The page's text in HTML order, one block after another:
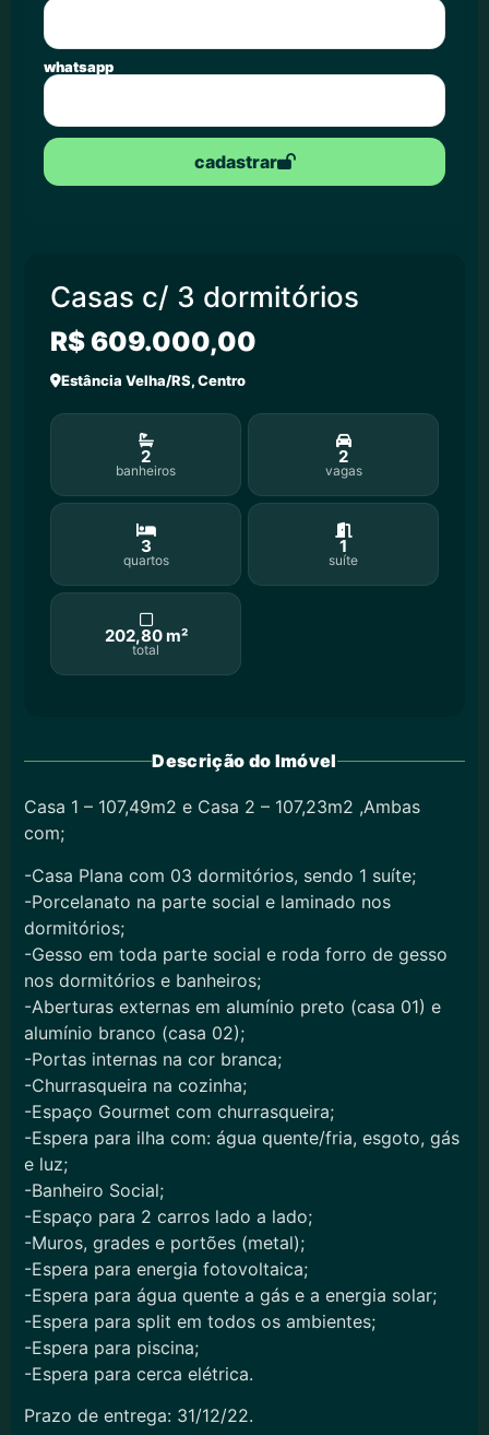
whatsapp
cadastrar
Casas c/ 3 dormitórios
R$ 609.000,00
Estância Velha/RS, Centro
2
banheiros
2
vagas
3
quartos
1
suíte
202,80 m²
total
Descrição do Imóvel
Casa 1 – 107,49m2 e Casa 2 – 107,23m2 ,Ambas
com;
-Casa Plana com 03 dormitórios, sendo 1 suíte;
-Porcelanato na parte social e laminado nos
dormitórios;
-Gesso em toda parte social e roda forro de gesso
nos dormitórios e banheiros;
-Aberturas externas em alumínio preto (casa 01) e
alumínio branco (casa 02);
-Portas internas na cor branca;
-Churrasqueira na cozinha;
-Espaço Gourmet com churrasqueira;
-Espera para ilha com: água quente/fria, esgoto, gás
e luz;
-Banheiro Social;
-Espaço para 2 carros lado a lado;
-Muros, grades e portões (metal);
-Espera para energia fotovoltaica;
-Espera para água quente a gás e a energia solar;
-Espera para split em todos os ambientes;
-Espera para piscina;
-Espera para cerca elétrica.
Prazo de entrega: 31/12/22.